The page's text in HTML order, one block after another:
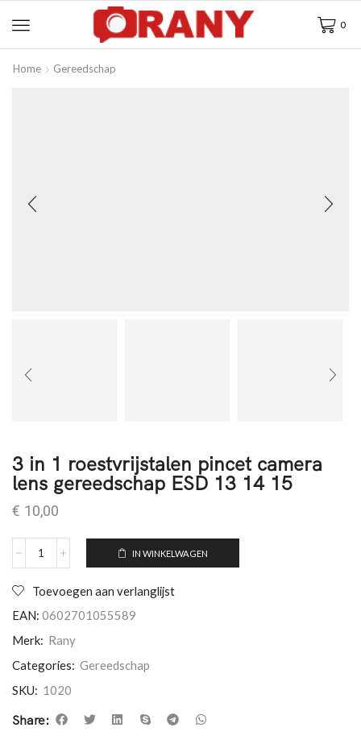
0
Home Gereedschap
3 in 1 roestvrijstalen pincet camera
lens gereedschap ESD 13 14 15
€ 10,00
IN WINKELWAGEN
Toevoegen aan verlanglijst
EAN: 0602701055589
Merk: Rany
Categories: Gereedschap
SKU: 1020
Share: